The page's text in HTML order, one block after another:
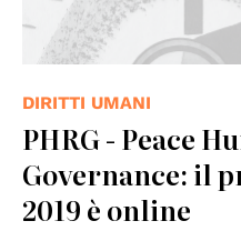
DIRITTI UMANI
PHRG - Peace
Governance: il
2019 è online